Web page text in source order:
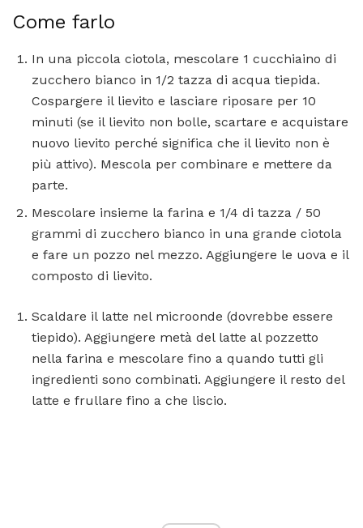
Come farlo
In una piccola ciotola, mescolare 1 cucchiaino di
zucchero bianco in 1/2 tazza di acqua tiepida.
Cospargere il lievito e lasciare riposare per 10
minuti (se il lievito non bolle, scartare e acquistare
nuovo lievito perché significa che il lievito non è
più attivo). Mescola per combinare e mettere da
parte.
Mescolare insieme la farina e 1/4 di tazza / 50
grammi di zucchero bianco in una grande ciotola
e fare un pozzo nel mezzo. Aggiungere le uova e il
composto di lievito.
Scaldare il latte nel microonde (dovrebbe essere
tiepido). Aggiungere metà del latte al pozzetto
nella farina e mescolare fino a quando tutti gli
ingredienti sono combinati. Aggiungere il resto del
latte e frullare fino a che liscio.